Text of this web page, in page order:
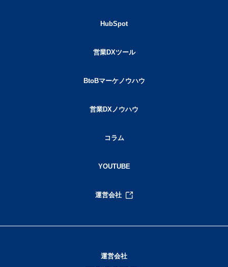
HubSpot
営業DXツール
BtoBマーケノウハウ
営業DXノウハウ
コラム
YOUTUBE
運営会社
運営会社